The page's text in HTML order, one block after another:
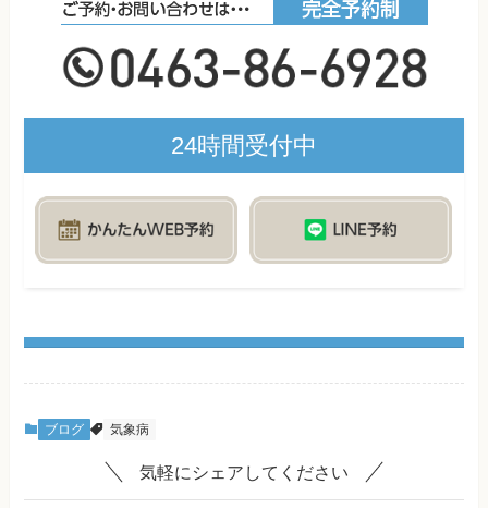
24時間受付中
ブログ 気象病
気軽にシェアしてください